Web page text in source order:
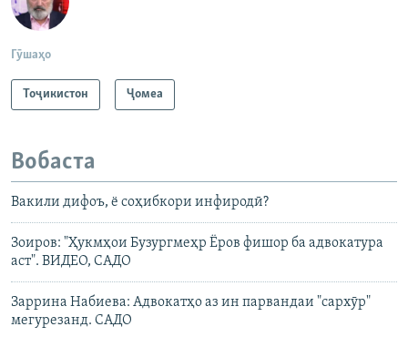
Гӯшаҳо
Тоҷикистон Ҷомeа
Вобаста
Вакили дифоъ, ё соҳибкори инфиродӣ?
Зоиров: "Ҳукмҳои Бузургмеҳр Ёров фишор ба адвокатура
аст". ВИДЕО, САДО
Заррина Набиева: Адвокатҳо аз ин парвандаи "сархӯр"
мегурезанд. САДО